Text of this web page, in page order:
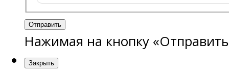
Отправить
Нажимая на кнопку
Закрыть